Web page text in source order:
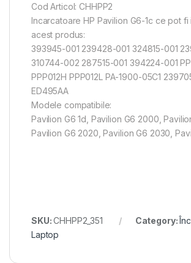
Cod Articol: CHHPP2
Incarcatoare HP Pavilion G6-1c ce pot
acest produs:
393945-001 239428-001 324815-001
310744-002 287515-001 394224-001
PPP012H PPP012L PA-1900-05C1
ED495AA
Modele compatibile:
Pavilion G6 1d, Pavilion G6 2000,
Pavilion G6 2020, Pavilion G6 2030,
SKU:CHHPP2_351 Category:
Laptop